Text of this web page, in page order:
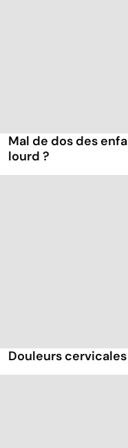
Mal de dos des
lourd ?
Douleurs